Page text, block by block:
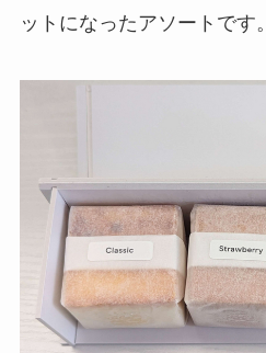
ットになったアソートです。